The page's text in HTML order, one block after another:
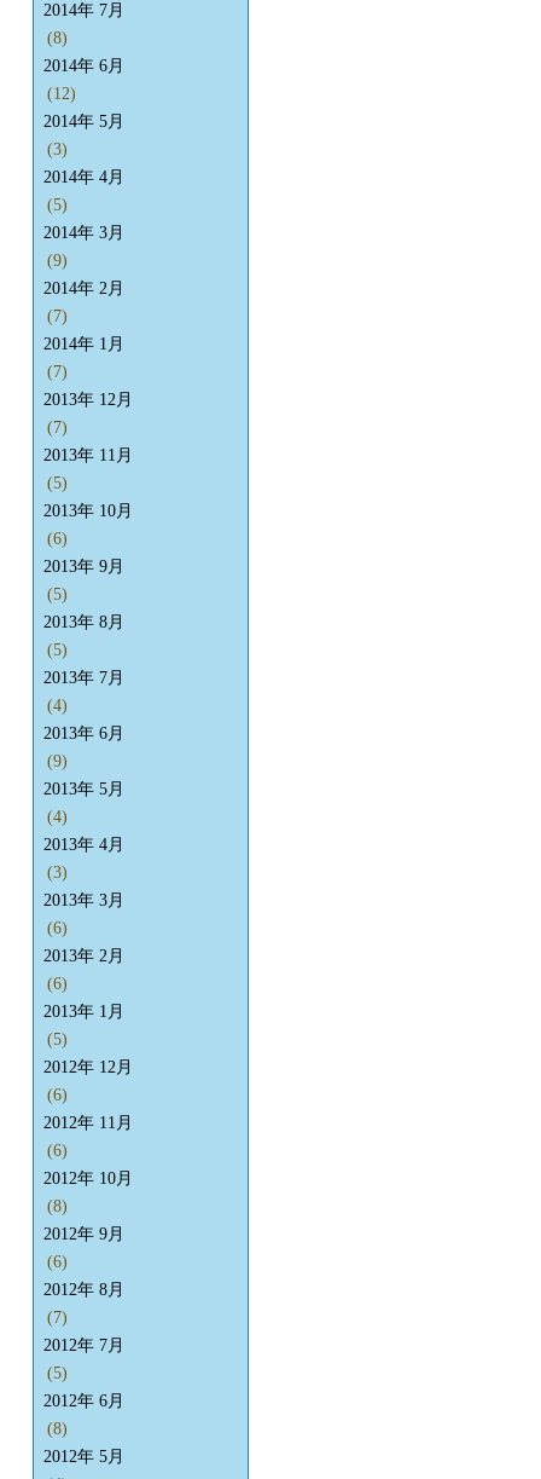
2014年 7月
(8)
2014年 6月
(12)
2014年 5月
(3)
2014年 4月
(5)
2014年 3月
(9)
2014年 2月
(7)
2014年 1月
(7)
2013年 12月
(7)
2013年 11月
(5)
2013年 10月
(6)
2013年 9月
(5)
2013年 8月
(5)
2013年 7月
(4)
2013年 6月
(9)
2013年 5月
(4)
2013年 4月
(3)
2013年 3月
(6)
2013年 2月
(6)
2013年 1月
(5)
2012年 12月
(6)
2012年 11月
(6)
2012年 10月
(8)
2012年 9月
(6)
2012年 8月
(7)
2012年 7月
(5)
2012年 6月
(8)
2012年 5月